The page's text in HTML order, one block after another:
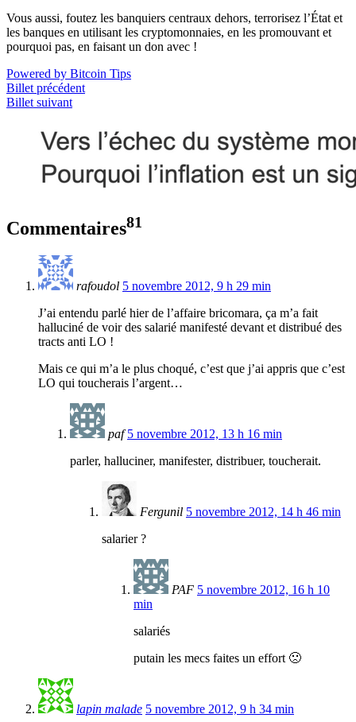
Vous aussi, foutez les banquiers centraux dehors, terrorisez l’État et
les banques en utilisant les cryptomonnaies, en les promouvant et
pourquoi pas, en faisant un don avec !
Powered by Bitcoin Tips
Billet précédent
Billet suivant
Commentaires81
rafoudol 5 novembre 2012, 9 h 29 min
J’ai entendu parlé hier de l’affaire bricomara, ça m’a fait
halluciné de voir des salarié manifesté devant et distribué des
tracts anti LO !
Mais ce qui m’a le plus choqué, c’est que j’ai appris que c’est
LO qui toucherais l’argent…
paf 5 novembre 2012, 13 h 16 min
parler, halluciner, manifester, distribuer, toucherait.
Fergunil 5 novembre 2012, 14 h 46 min
salarier ?
PAF 5 novembre 2012, 16 h 10
min
salariés
putain les mecs faites un effort 🙁
lapin malade 5 novembre 2012, 9 h 34 min